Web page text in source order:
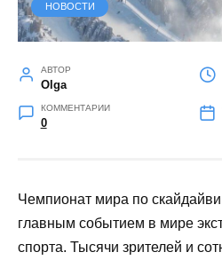
НОВОСТИ
АВТОР
Olga
КОММЕНТАРИИ
0
Чемпионат мира по
главным событием в мире
спорта. Тысячи зрителей и